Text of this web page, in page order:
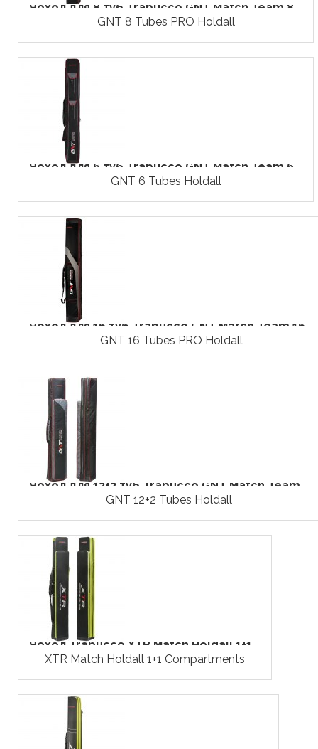
Чохол для 8 туб Trabucco GNT Match Team 8...
GNT 8 Tubes PRO Holdall
Чохол для 6 туб Trabucco GNT Match Team 6...
GNT 6 Tubes Holdall
Чохол для 16 туб Trabucco GNT Match Team 16...
GNT 16 Tubes PRO Holdall
Чохол для 12+2 туб Trabucco GNT Match Team...
GNT 12+2 Tubes Holdall
Чохол Trabucco XTR Match Holdall 1+1...
XTR Match Holdall 1+1 Compartments